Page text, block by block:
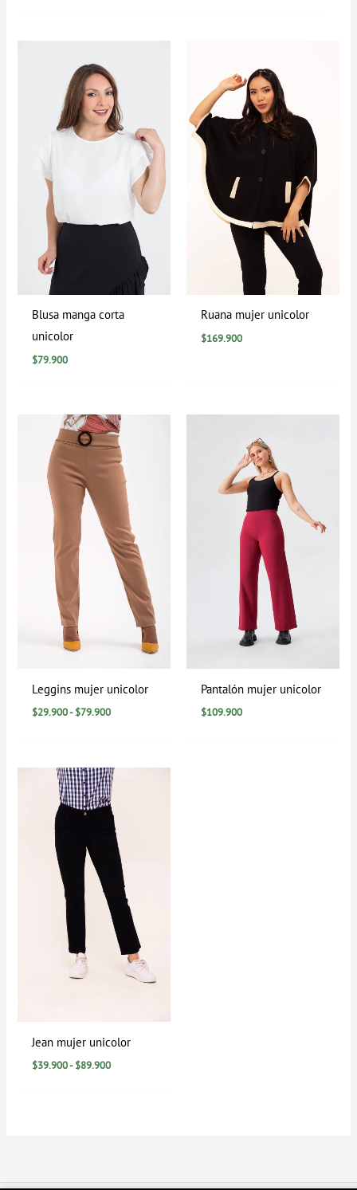
Blusa manga corta
unicolor
$79.900
Ruana mujer unicolor
$169.900
Leggins mujer unicolor
$29.900- $79.900
Rango
de
precios:
desde
$29.900
hasta
$79.900
Pantalón mujer unicolor
$109.900
Jean mujer unicolor
$39.900- $89.900
Rango
de
precios:
desde
$39.900
hasta
$89.900